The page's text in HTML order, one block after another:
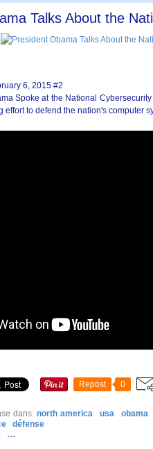
Talks About the
6, 2015 #2
Spoke at the National
effort to defend the nation's computer
Repost 0
dans north america usa obama
défense
…